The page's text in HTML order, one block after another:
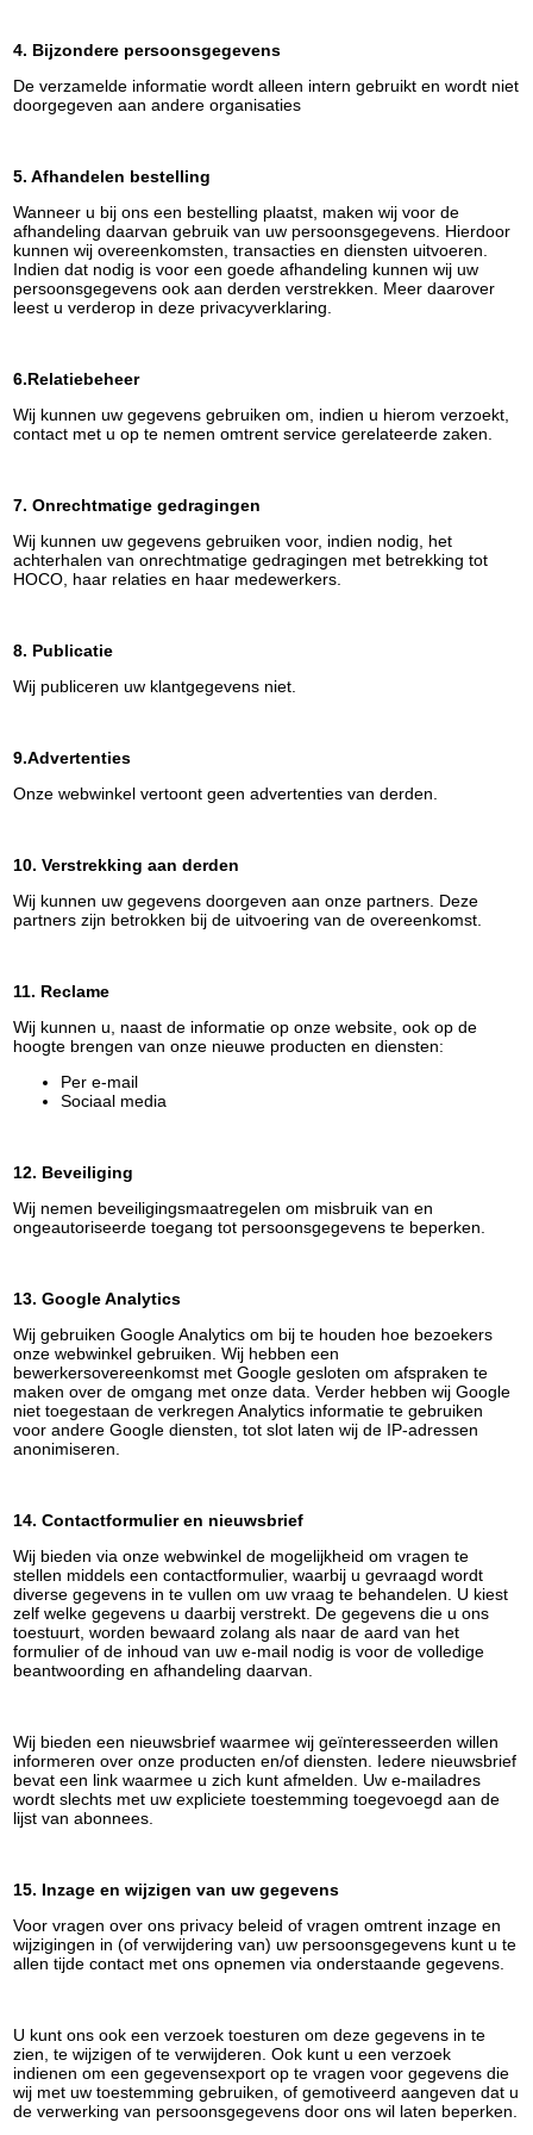
4. Bijzondere persoonsgegevens
De verzamelde informatie wordt alleen intern gebruikt en wordt niet
doorgegeven aan andere organisaties
5. Afhandelen bestelling
Wanneer u bij ons een bestelling plaatst, maken wij voor de
afhandeling daarvan gebruik van uw persoonsgegevens. Hierdoor
kunnen wij overeenkomsten, transacties en diensten uitvoeren.
Indien dat nodig is voor een goede afhandeling kunnen wij uw
persoonsgegevens ook aan derden verstrekken. Meer daarover
leest u verderop in deze privacyverklaring.
6.Relatiebeheer
Wij kunnen uw gegevens gebruiken om, indien u hierom verzoekt,
contact met u op te nemen omtrent service gerelateerde zaken.
7. Onrechtmatige gedragingen
Wij kunnen uw gegevens gebruiken voor, indien nodig, het
achterhalen van onrechtmatige gedragingen met betrekking tot
HOCO, haar relaties en haar medewerkers.
8. Publicatie
Wij publiceren uw klantgegevens niet.
9.Advertenties
Onze webwinkel vertoont geen advertenties van derden.
10. Verstrekking aan derden
Wij kunnen uw gegevens doorgeven aan onze partners. Deze
partners zijn betrokken bij de uitvoering van de overeenkomst.
11. Reclame
Wij kunnen u, naast de informatie op onze website, ook op de
hoogte brengen van onze nieuwe producten en diensten:
Per e-mail
Sociaal media
12. Beveiliging
Wij nemen beveiligingsmaatregelen om misbruik van en
ongeautoriseerde toegang tot persoonsgegevens te beperken.
13. Google Analytics
Wij gebruiken Google Analytics om bij te houden hoe bezoekers
onze webwinkel gebruiken. Wij hebben een
bewerkersovereenkomst met Google gesloten om afspraken te
maken over de omgang met onze data. Verder hebben wij Google
niet toegestaan de verkregen Analytics informatie te gebruiken
voor andere Google diensten, tot slot laten wij de IP-adressen
anonimiseren.
14. Contactformulier en nieuwsbrief
Wij bieden via onze webwinkel de mogelijkheid om vragen te
stellen middels een contactformulier, waarbij u gevraagd wordt
diverse gegevens in te vullen om uw vraag te behandelen. U kiest
zelf welke gegevens u daarbij verstrekt. De gegevens die u ons
toestuurt, worden bewaard zolang als naar de aard van het
formulier of de inhoud van uw e-mail nodig is voor de volledige
beantwoording en afhandeling daarvan.
Wij bieden een nieuwsbrief waarmee wij geïnteresseerden willen
informeren over onze producten en/of diensten. Iedere nieuwsbrief
bevat een link waarmee u zich kunt afmelden. Uw e-mailadres
wordt slechts met uw expliciete toestemming toegevoegd aan de
lijst van abonnees.
15. Inzage en wijzigen van uw gegevens
Voor vragen over ons privacy beleid of vragen omtrent inzage en
wijzigingen in (of verwijdering van) uw persoonsgegevens kunt u te
allen tijde contact met ons opnemen via onderstaande gegevens.
U kunt ons ook een verzoek toesturen om deze gegevens in te
zien, te wijzigen of te verwijderen. Ook kunt u een verzoek
indienen om een gegevensexport op te vragen voor gegevens die
wij met uw toestemming gebruiken, of gemotiveerd aangeven dat u
de verwerking van persoonsgegevens door ons wil laten beperken.